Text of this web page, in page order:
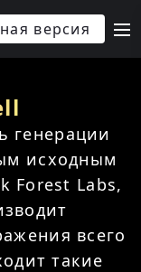
версия
генерации
исходным
Forest Labs,
всего
такие